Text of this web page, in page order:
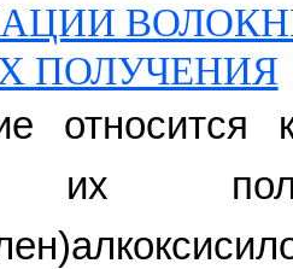
ПОЛУЧЕНИЯ
их